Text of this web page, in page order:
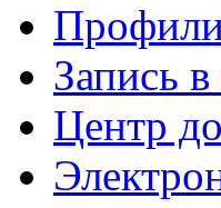
Профили
Запись
Центр